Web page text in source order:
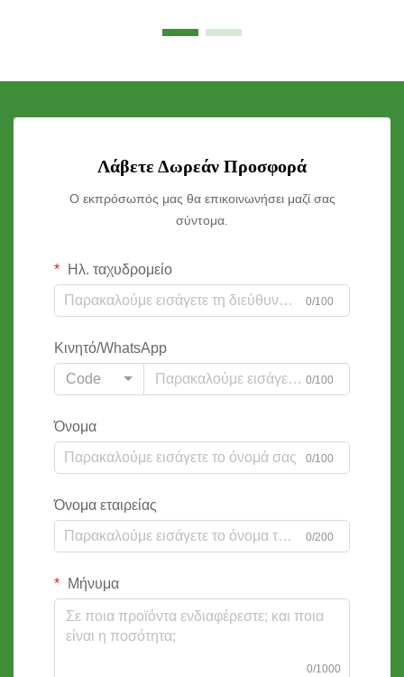
Λάβετε Δωρεάν Προσφορά
Ο εκπρόσωπός μας θα επικοινωνήσει μαζί σας
σύντομα.
Ηλ. ταχυδρομείο
0/100
Κινητό/WhatsApp
Code
0/100
Όνομα
0/100
Όνομα εταιρείας
0/200
Μήνυμα
0/1000